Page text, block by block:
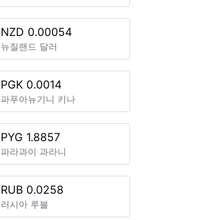
NZD 0.00054
뉴질랜드 달러
PGK 0.0014
파푸아뉴기니 키나
PYG 1.8857
파라과이 과라니
RUB 0.0258
러시아 루블